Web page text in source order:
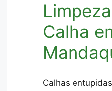
Calha
Calhas